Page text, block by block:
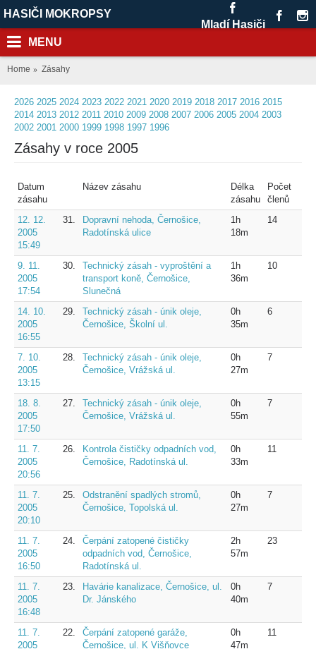
HASIČI MOKROPSY
Mladí Hasiči
MENU
Home Zásahy
2026 2025 2024 2023 2022 2021 2020 2019 2018 2017 2016 2015
2014 2013 2012 2011 2010 2009 2008 2007 2006 2005 2004 2003
2002 2001 2000 1999 1998 1997 1996
Zásahy v roce 2005
Datum
zásahu
Název zásahu
Délka
zásahu
Počet
členů
12. 12.
2005
15:49
31.
Dopravní nehoda, Černošice,
Radotínská ulice
1h
18m
14
9. 11.
2005
17:54
30.
Technický zásah - vyproštění a
transport koně, Černošice,
Slunečná
1h
36m
10
14. 10.
2005
16:55
29.
Technický zásah - únik oleje,
Černošice, Školní ul.
0h
35m
6
7. 10.
2005
13:15
28.
Technický zásah - únik oleje,
Černošice, Vrážská ul.
0h
27m
7
18. 8.
2005
17:50
27.
Technický zásah - únik oleje,
Černošice, Vrážská ul.
0h
55m
7
11. 7.
2005
20:56
26.
Kontrola čističky odpadních vod,
Černošice, Radotínská ul.
0h
33m
11
11. 7.
2005
20:10
25.
Odstranění spadlých stromů,
Černošice, Topolská ul.
0h
27m
7
11. 7.
2005
16:50
24.
Čerpání zatopené čističky
odpadních vod, Černošice,
Radotínská ul.
2h
57m
23
11. 7.
2005
16:48
23.
Havárie kanalizace, Černošice, ul.
Dr. Jánského
0h
40m
7
11. 7.
2005
22.
Čerpání zatopené garáže,
Černošice, ul. K Višňovce
0h
47m
11